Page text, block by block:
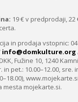
19 € v predprodaji, 22
in prodaja vstopnic:
info@domkulture.org
Fužine 10, 1240
in pet.: 10.00–12.00, sre.
mesta mojekarte.si.